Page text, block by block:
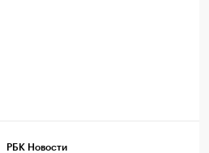
РБК Новости